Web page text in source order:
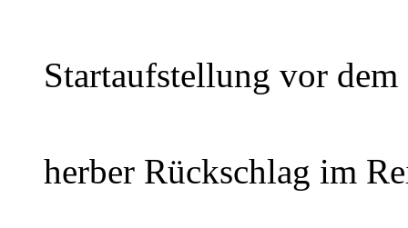
Startaufstellung vor dem
herber Rückschlag im